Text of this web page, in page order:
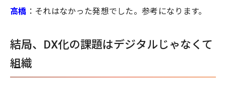
高橋 ：それはなかった発想でした。参考になります。
結局、DX化の課題はデジタルじゃなくて
組織